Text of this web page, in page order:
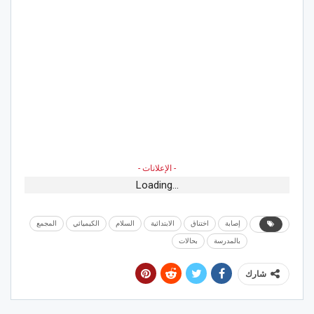
- الإعلانات -
Loading...
إصابة اختناق الابتدائية السلام الكيميائي المجمع
بالمدرسة بحالات
شارك